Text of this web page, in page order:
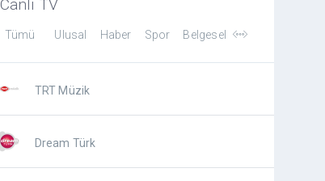
Canlı TV
Tümü Ulusal Haber Spor Belgesel
TRT Müzik
Dream Türk